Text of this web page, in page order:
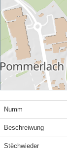
Numm
Beschreiwung
Stëchwieder